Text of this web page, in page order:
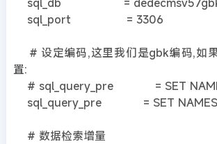
sql_port = 3306
# 设定编码,这里我们是gbk编码,如
置:
# sql_query_pre = SET
sql_query_pre = SET NAMES
# 数据检索增量